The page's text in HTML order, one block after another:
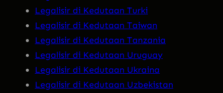
Legalisir di Kedutaan Turki
Legalisir di Kedutaan Taiwan
Legalisir di Kedutaan Tanzania
Legalisir di Kedutaan Uruguay
Legalisir di Kedutaan Ukraina
Legalisir di Kedutaan Uzbekistan